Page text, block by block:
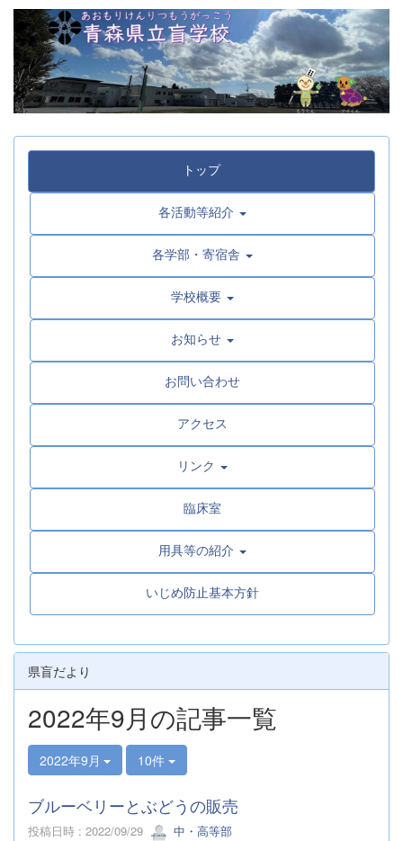
トップ
各活動等紹介
各学部・寄宿舎
学校概要
お知らせ
お問い合わせ
アクセス
リンク
臨床室
用具等の紹介
いじめ防止基本方針
県盲だより
2022年9月の記事一覧
2022年9月 10件
ブルーベリーとぶどうの販売
投稿日時 : 2022/09/29 中・高等部